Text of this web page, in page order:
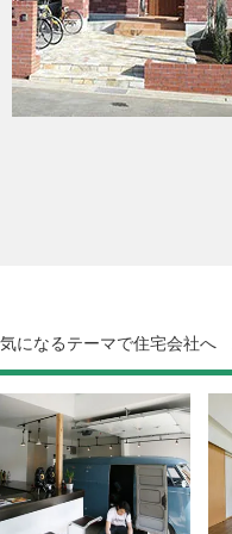
気になるテーマで住宅会社へ